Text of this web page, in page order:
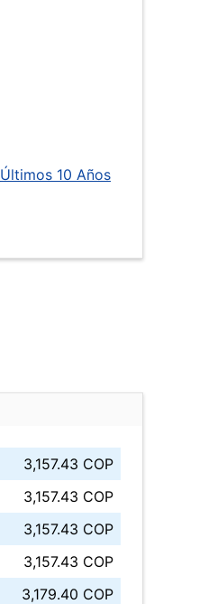
Últimos 10 Años
3,157.43 COP
3,157.43 COP
3,157.43 COP
3,157.43 COP
3,179.40 COP